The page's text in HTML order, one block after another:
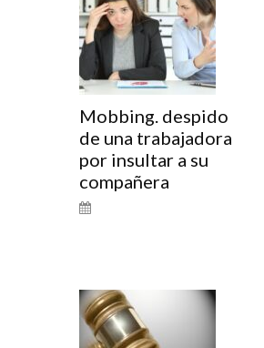
Mobbing. despido
de una trabajadora
por insultar a su
compañera